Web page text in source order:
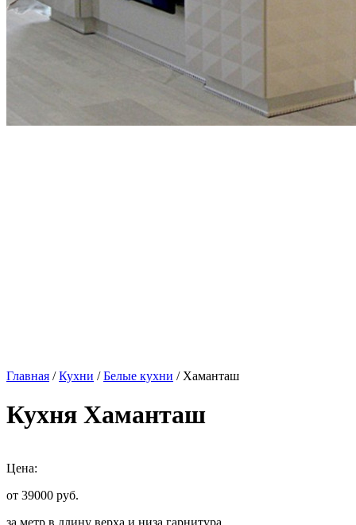
Главная /Кухни /Белые кухни / Хаманташ
Кухня Хаманташ
Цена:
от 39000 руб.
за метр в длину верха и низа гарнитура